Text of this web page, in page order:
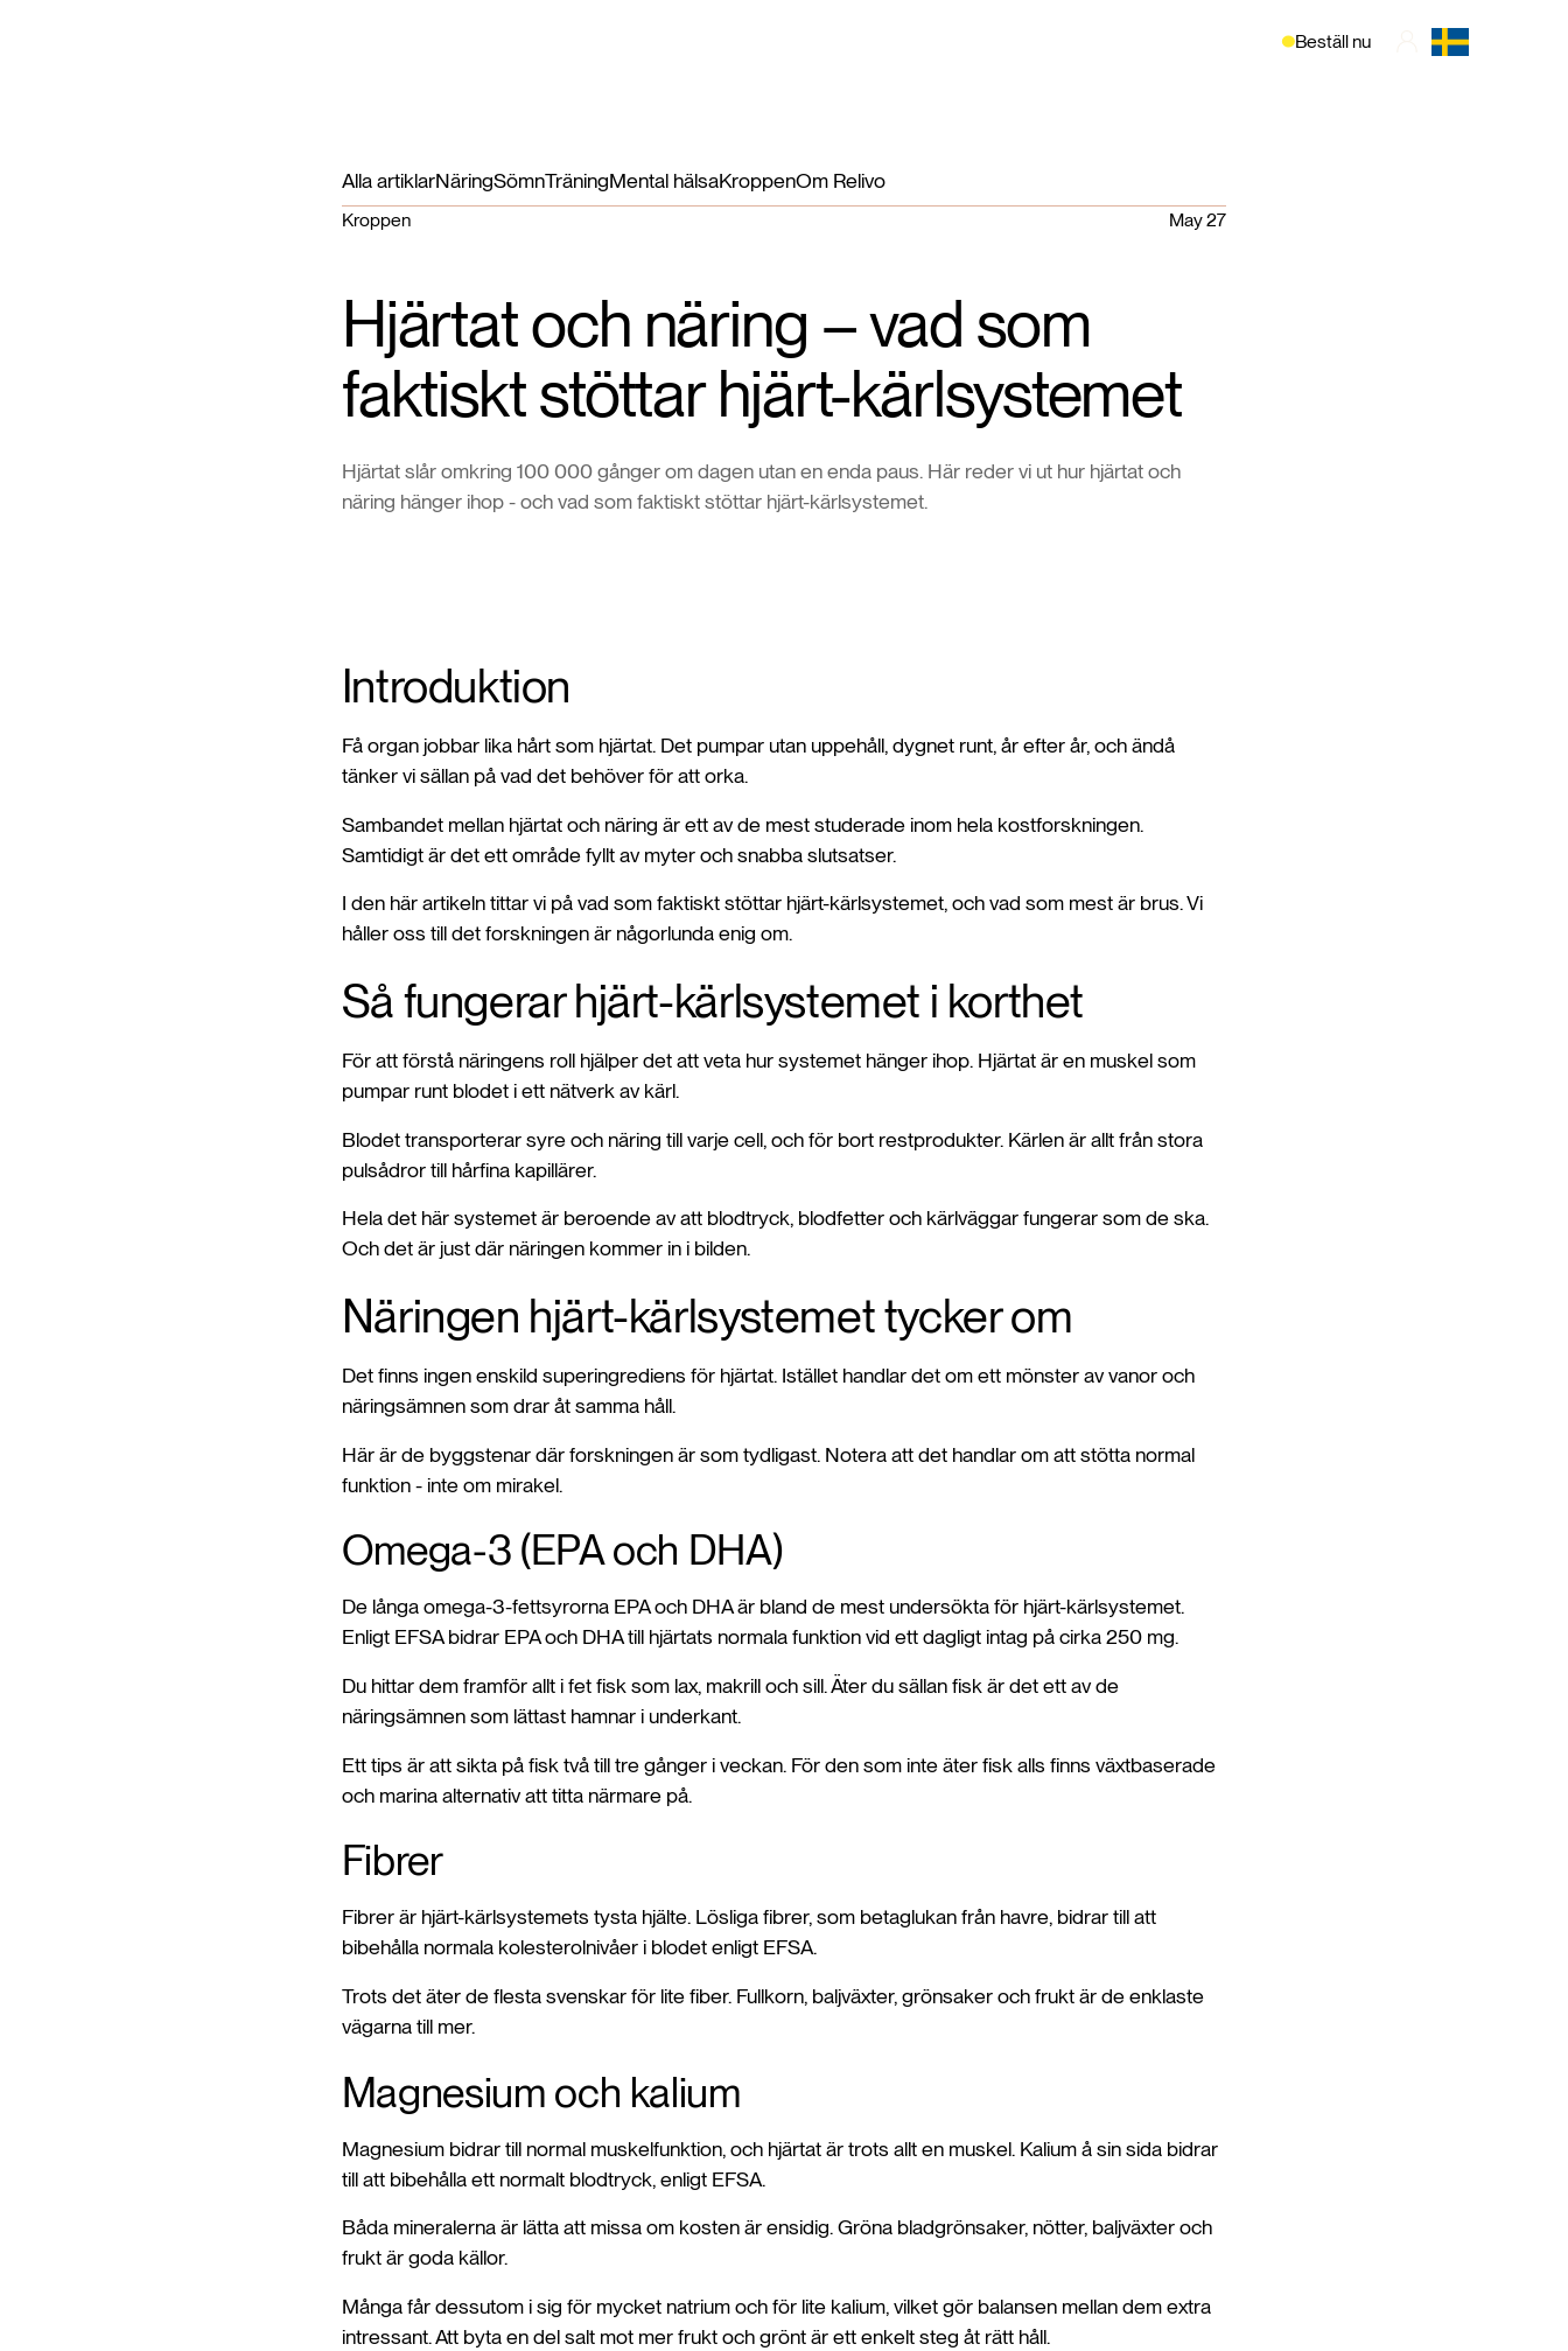
Beställ nu
Alla artiklarNäringSömnTräningMental hälsaKroppenOm Relivo
Kroppen May 27
Hjärtat och näring – vad som
faktiskt stöttar hjärt-kärlsystemet
Hjärtat slår omkring 100 000 gånger om dagen utan en enda paus. Här reder vi ut hur hjärtat och
näring hänger ihop - och vad som faktiskt stöttar hjärt-kärlsystemet.
Introduktion
Få organ jobbar lika hårt som hjärtat. Det pumpar utan uppehåll, dygnet runt, år efter år, och ändå
tänker vi sällan på vad det behöver för att orka.
Sambandet mellan hjärtat och näring är ett av de mest studerade inom hela kostforskningen.
Samtidigt är det ett område fyllt av myter och snabba slutsatser.
I den här artikeln tittar vi på vad som faktiskt stöttar hjärt-kärlsystemet, och vad som mest är brus. Vi
håller oss till det forskningen är någorlunda enig om.
Så fungerar hjärt-kärlsystemet i korthet
För att förstå näringens roll hjälper det att veta hur systemet hänger ihop. Hjärtat är en muskel som
pumpar runt blodet i ett nätverk av kärl.
Blodet transporterar syre och näring till varje cell, och för bort restprodukter. Kärlen är allt från stora
pulsådror till hårfina kapillärer.
Hela det här systemet är beroende av att blodtryck, blodfetter och kärlväggar fungerar som de ska.
Och det är just där näringen kommer in i bilden.
Näringen hjärt-kärlsystemet tycker om
Det finns ingen enskild superingrediens för hjärtat. Istället handlar det om ett mönster av vanor och
näringsämnen som drar åt samma håll.
Här är de byggstenar där forskningen är som tydligast. Notera att det handlar om att stötta normal
funktion - inte om mirakel.
Omega-3 (EPA och DHA)
De långa omega-3-fettsyrorna EPA och DHA är bland de mest undersökta för hjärt-kärlsystemet.
Enligt EFSA bidrar EPA och DHA till hjärtats normala funktion vid ett dagligt intag på cirka 250 mg.
Du hittar dem framför allt i fet fisk som lax, makrill och sill. Äter du sällan fisk är det ett av de
näringsämnen som lättast hamnar i underkant.
Ett tips är att sikta på fisk två till tre gånger i veckan. För den som inte äter fisk alls finns växtbaserade
och marina alternativ att titta närmare på.
Fibrer
Fibrer är hjärt-kärlsystemets tysta hjälte. Lösliga fibrer, som betaglukan från havre, bidrar till att
bibehålla normala kolesterolnivåer i blodet enligt EFSA.
Trots det äter de flesta svenskar för lite fiber. Fullkorn, baljväxter, grönsaker och frukt är de enklaste
vägarna till mer.
Magnesium och kalium
Magnesium bidrar till normal muskelfunktion, och hjärtat är trots allt en muskel. Kalium å sin sida bidrar
till att bibehålla ett normalt blodtryck, enligt EFSA.
Båda mineralerna är lätta att missa om kosten är ensidig. Gröna bladgrönsaker, nötter, baljväxter och
frukt är goda källor.
Många får dessutom i sig för mycket natrium och för lite kalium, vilket gör balansen mellan dem extra
intressant. Att byta en del salt mot mer frukt och grönt är ett enkelt steg åt rätt håll.